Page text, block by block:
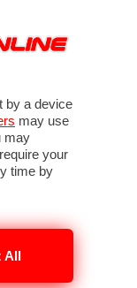
by a device
may use
may
your
time by
All